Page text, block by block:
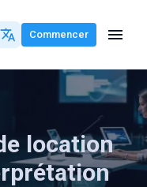
Commencer
location